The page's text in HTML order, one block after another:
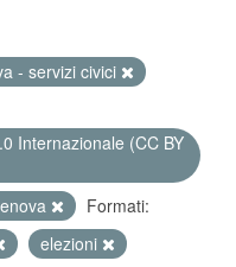
- servizi civici
Internazionale (CC BY
Formati:
elezioni